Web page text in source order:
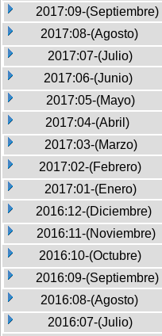
2017:09-(Septiembre)
2017:08-(Agosto)
2017:07-(Julio)
2017:06-(Junio)
2017:05-(Mayo)
2017:04-(Abril)
2017:03-(Marzo)
2017:02-(Febrero)
2017:01-(Enero)
2016:12-(Diciembre)
2016:11-(Noviembre)
2016:10-(Octubre)
2016:09-(Septiembre)
2016:08-(Agosto)
2016:07-(Julio)